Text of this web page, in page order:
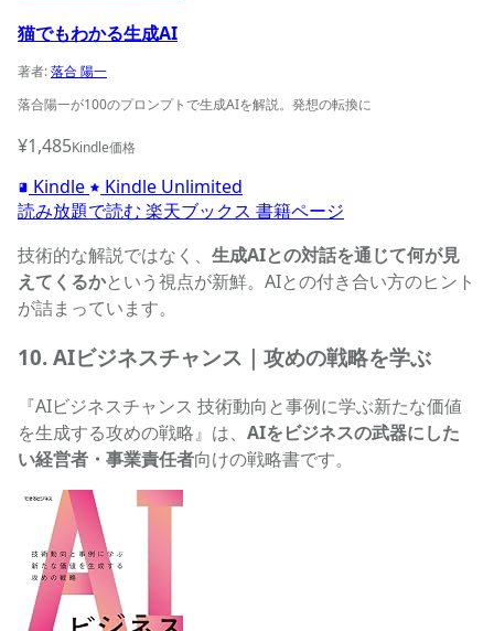
猫でもわかる生成AI
著者:落合 陽一
落合陽一が100のプロンプトで生成AIを解説。発想の転換に
¥1,485Kindle価格
Kindle
Kindle Unlimited
読み放題で読む 楽天ブックス 書籍ページ
技術的な解説ではなく、 生成AIとの対話を通じて何が見
えてくるかという視点が新鮮。AIとの付き合い方のヒント
が詰まっています。
10. AIビジネスチャンス｜攻めの戦略を学ぶ
『AIビジネスチャンス 技術動向と事例に学ぶ新たな価値
を生成する攻めの戦略』は、 AIをビジネスの武器にした
い経営者・事業責任者向けの戦略書です。
AIビジネスチャンスの商品ページへ